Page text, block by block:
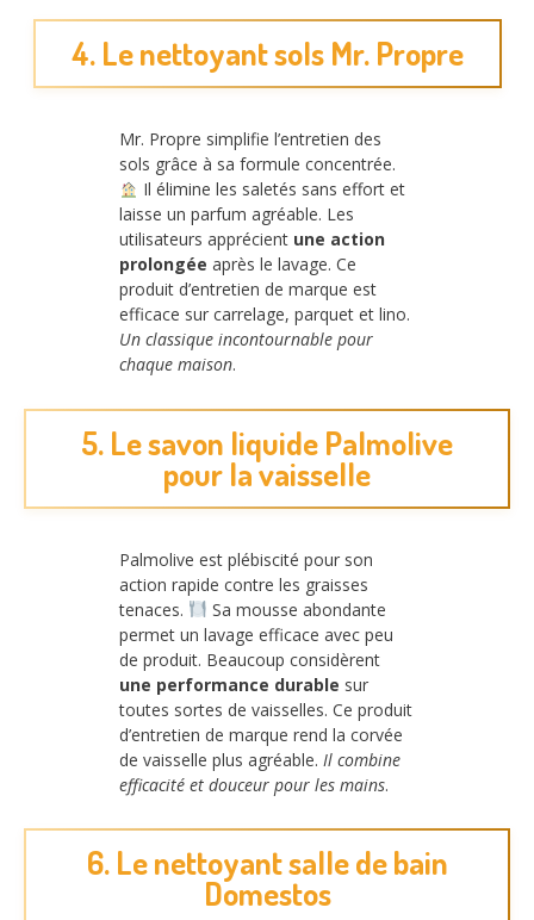
4. Le nettoyant sols Mr. Propre
Mr. Propre simplifie l’entretien des
sols grâce à sa formule concentrée.
Il élimine les saletés sans effort et
laisse un parfum agréable. Les
utilisateurs apprécient une action
prolongée après le lavage. Ce
produit d’entretien de marque est
efficace sur carrelage, parquet et lino.
Un classique incontournable pour
chaque maison.
5. Le savon liquide Palmolive
pour la vaisselle
Palmolive est plébiscité pour son
action rapide contre les graisses
tenaces.
Sa mousse abondante
permet un lavage efficace avec peu
de produit. Beaucoup considèrent
une performance durable sur
toutes sortes de vaisselles. Ce produit
d’entretien de marque rend la corvée
de vaisselle plus agréable. Il combine
efficacité et douceur pour les mains.
6. Le nettoyant salle de bain
Domestos